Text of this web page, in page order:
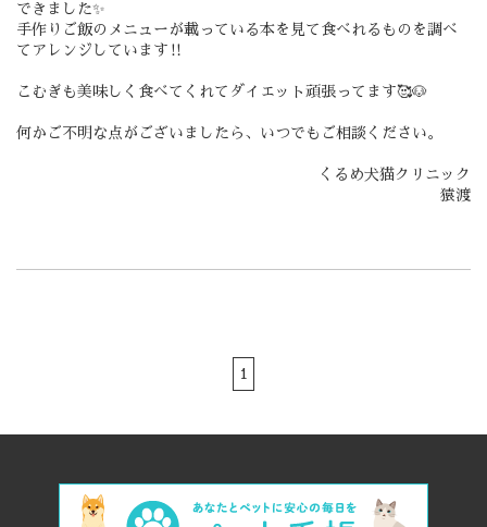
できました✨
手作りご飯のメニューが載っている本を見て食べれるものを調べ
てアレンジしています‼️
こむぎも美味しく食べてくれてダイエット頑張ってます🥰🐶
何かご不明な点がございましたら、いつでもご相談ください。
くるめ犬猫クリニック
猿渡
1